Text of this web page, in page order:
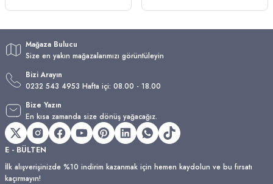
Mağaza Bulucu
Size en yakın mağazalarımızı görüntüleyin
Bizi Arayın
0232 543 4953 Hafta içi: 08.00 - 18.00
Bize Yazın
En kısa zamanda size dönüş yağacağız.
E - BÜLTEN
İlk alışverişinizde %10 indirim kazanmak için hemen kaydolun ve bu fırsatı
kaçırmayın!